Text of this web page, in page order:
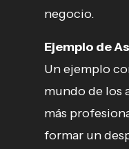
negocio.
Ejemplo de
Un ejemplo
mundo de los
más
formar un